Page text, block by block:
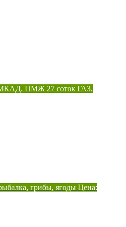
ПМЖ 27 соток ГАЗ,
грибы, ягоды Цена: